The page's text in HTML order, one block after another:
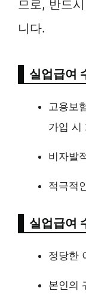
므로, 반드
니다.
실업급여
고용보
가입 시
비자발
적극적
실업급여
정당한
본인의